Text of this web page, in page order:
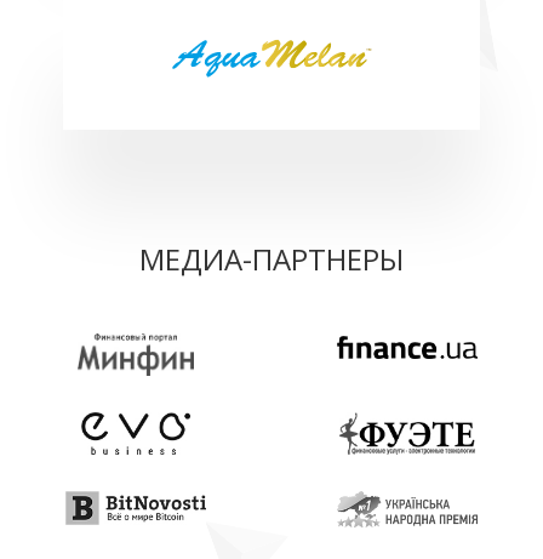
МЕДИА-ПАРТНЕРЫ